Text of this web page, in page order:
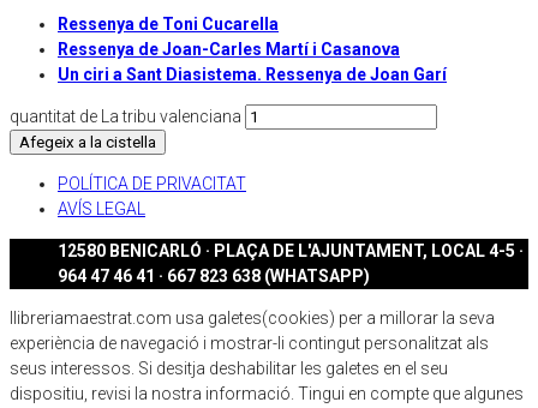
Ressenya de Toni Cucarella
Ressenya de Joan-Carles Martí i Casanova
Un ciri a Sant Diasistema. Ressenya de Joan Garí
quantitat de La tribu valenciana
Afegeix a la cistella
POLÍTICA DE PRIVACITAT
AVÍS LEGAL
12580 BENICARLÓ · PLAÇA DE L'AJUNTAMENT, LOCAL 4-5 ·
964 47 46 41 · 667 823 638 (WHATSAPP)
llibreriamaestrat.com usa galetes(cookies) per a millorar la seva
experiència de navegació i mostrar-li contingut personalitzat als
seus interessos. Si desitja deshabilitar les galetes en el seu
dispositiu, revisi la nostra informació. Tingui en compte que algunes